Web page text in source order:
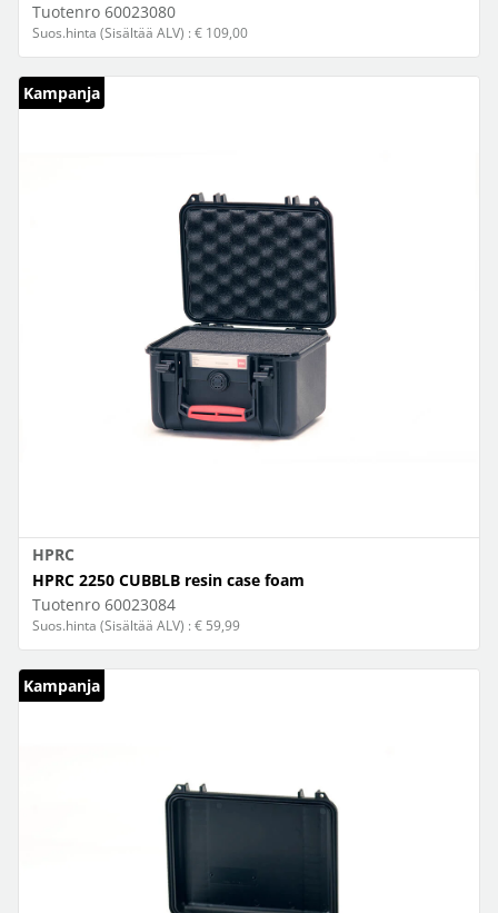
Tuotenro 60023080
Suos.hinta (Sisältää ALV) : € 109,00
Kampanja
HPRC
HPRC 2250 CUBBLB resin case foam
Tuotenro 60023084
Suos.hinta (Sisältää ALV) : € 59,99
Kampanja